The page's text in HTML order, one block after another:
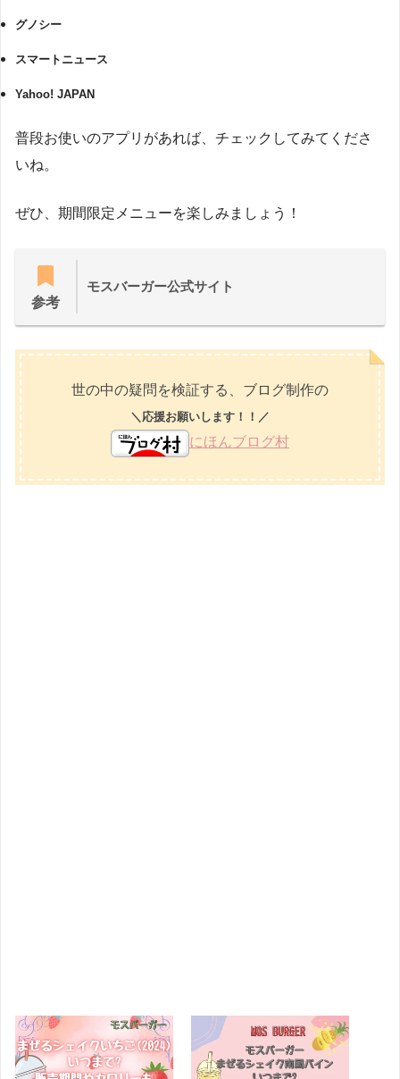
グノシー
スマートニュース
Yahoo! JAPAN
普段お使いのアプリがあれば、チェックしてみてくださ
いね。
ぜひ、期間限定メニューを楽しみましょう！
参考
モスバーガー公式サイト
世の中の疑問を検証する、ブログ制作の
＼応援お願いします！！／
にほんブログ村